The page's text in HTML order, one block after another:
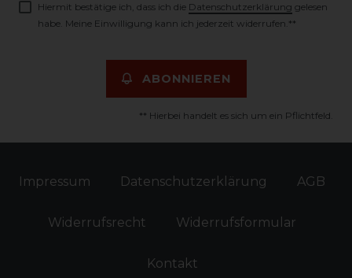
Hiermit bestätige ich, dass ich die Daten­schutz­erklärung gelesen
habe. Meine Einwilligung kann ich jederzeit widerrufen.**
ABONNIEREN
** Hierbei handelt es sich um ein Pflichtfeld.
Impressum Daten­schutz­erklärung AGB
Widerrufs­recht Widerrufs­formular
Kontakt